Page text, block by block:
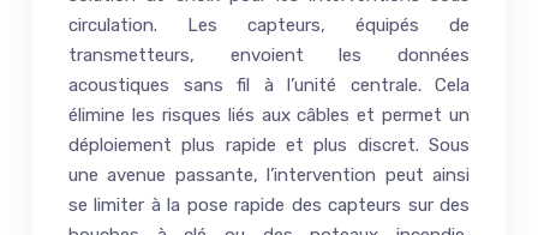
circulation. Les capteurs, équipés de
transmetteurs, envoient les données
acoustiques sans fil à l’unité centrale. Cela
élimine les risques liés aux câbles et permet un
déploiement plus rapide et plus discret. Sous
une avenue passante, l’intervention peut ainsi
se limiter à la pose rapide des capteurs sur des